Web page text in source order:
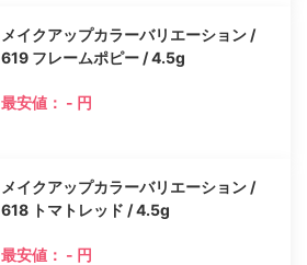
メイクアップカラーバリエーション /
619 フレームポピー / 4.5g
最安値： - 円
メイクアップカラーバリエーション /
618 トマトレッド / 4.5g
最安値： - 円